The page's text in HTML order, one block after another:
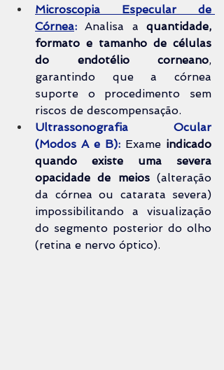
Microscopia Especular de
Córnea: Analisa a quantidade,
formato e tamanho de células
do endotélio corneano,
garantindo que a córnea
suporte o procedimento sem
riscos de descompensação.
Ultrassonografia Ocular
(Modos A e B): Exame indicado
quando existe uma severa
opacidade de meios (alteração
da córnea ou catarata severa)
impossibilitando a visualização
do segmento posterior do olho
(retina e nervo óptico).